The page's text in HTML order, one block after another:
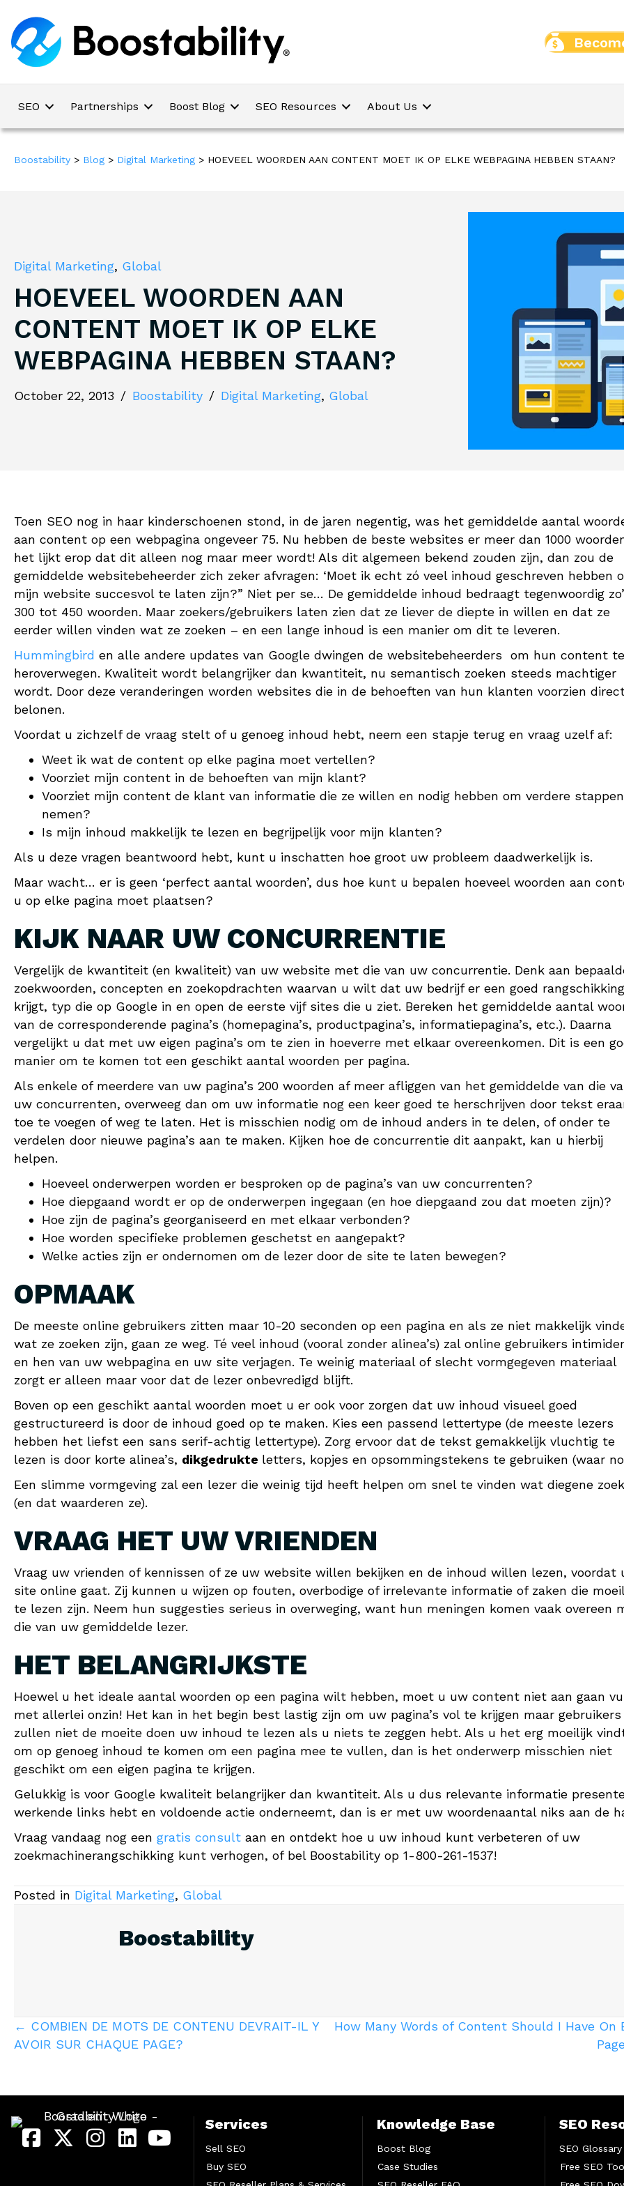
SEO Partnerships Boost Blog SEO Resources About Us
Boostability > Blog > Digital Marketing > HOEVEEL WOORDEN AAN CONTENT MOET IK OP ELKE WEBPAGINA HEBBEN STAAN?
Digital Marketing, Global
HOEVEEL WOORDEN AAN
CONTENT MOET IK OP ELKE
WEBPAGINA HEBBEN STAAN?
October 22, 2013 / Boostability / Digital Marketing, Global
Toen SEO nog in haar kinderschoenen stond, in de jaren negentig, was het gemiddelde aantal
aan content op een webpagina ongeveer 75. Nu hebben de beste websites er meer dan 1000
het lijkt erop dat dit alleen nog maar meer wordt! Als dit algemeen bekend zouden zijn, dan zou de
gemiddelde websitebeheerder zich zeker afvragen: ‘Moet ik echt zó veel inhoud geschreven hebben
mijn website succesvol te laten zijn?” Niet per se… De gemiddelde inhoud bedraagt tegenwoordig
300 tot 450 woorden. Maar zoekers/gebruikers laten zien dat ze liever de diepte in willen en dat ze
eerder willen vinden wat ze zoeken – en een lange inhoud is een manier om dit te leveren.
Hummingbird en alle andere updates van Google dwingen de websitebeheerders om hun content te
heroverwegen. Kwaliteit wordt belangrijker dan kwantiteit, nu semantisch zoeken steeds machtiger
wordt. Door deze veranderingen worden websites die in de behoeften van hun klanten voorzien
belonen.
Voordat u zichzelf de vraag stelt of u genoeg inhoud hebt, neem een stapje terug en vraag uzelf af:
Weet ik wat de content op elke pagina moet vertellen?
Voorziet mijn content in de behoeften van mijn klant?
Voorziet mijn content de klant van informatie die ze willen en nodig hebben om verdere
nemen?
Is mijn inhoud makkelijk te lezen en begrijpelijk voor mijn klanten?
Als u deze vragen beantwoord hebt, kunt u inschatten hoe groot uw probleem daadwerkelijk is.
Maar wacht… er is geen ‘perfect aantal woorden’, dus hoe kunt u bepalen hoeveel woorden aan
u op elke pagina moet plaatsen?
KIJK NAAR UW CONCURRENTIE
Vergelijk de kwantiteit (en kwaliteit) van uw website met die van uw concurrentie. Denk aan
zoekwoorden, concepten en zoekopdrachten waarvan u wilt dat uw bedrijf er een goed
krijgt, typ die op Google in en open de eerste vijf sites die u ziet. Bereken het gemiddelde aantal
van de corresponderende pagina’s (homepagina’s, productpagina’s, informatiepagina’s, etc.). Daarna
vergelijkt u dat met uw eigen pagina’s om te zien in hoeverre met elkaar overeenkomen. Dit is een
manier om te komen tot een geschikt aantal woorden per pagina.
Als enkele of meerdere van uw pagina’s 200 woorden af meer afliggen van het gemiddelde van die
uw concurrenten, overweeg dan om uw informatie nog een keer goed te herschrijven door tekst
toe te voegen of weg te laten. Het is misschien nodig om de inhoud anders in te delen, of onder te
verdelen door nieuwe pagina’s aan te maken. Kijken hoe de concurrentie dit aanpakt, kan u hierbij
helpen.
Hoeveel onderwerpen worden er besproken op de pagina’s van uw concurrenten?
Hoe diepgaand wordt er op de onderwerpen ingegaan (en hoe diepgaand zou dat moeten zijn)?
Hoe zijn de pagina’s georganiseerd en met elkaar verbonden?
Hoe worden specifieke problemen geschetst en aangepakt?
Welke acties zijn er ondernomen om de lezer door de site te laten bewegen?
OPMAAK
De meeste online gebruikers zitten maar 10-20 seconden op een pagina en als ze niet makkelijk
wat ze zoeken zijn, gaan ze weg. Té veel inhoud (vooral zonder alinea’s) zal online gebruikers
en hen van uw webpagina en uw site verjagen. Te weinig materiaal of slecht vormgegeven materiaal
zorgt er alleen maar voor dat de lezer onbevredigd blijft.
Boven op een geschikt aantal woorden moet u er ook voor zorgen dat uw inhoud visueel goed
gestructureerd is door de inhoud goed op te maken. Kies een passend lettertype (de meeste lezers
hebben het liefst een sans serif-achtig lettertype). Zorg ervoor dat de tekst gemakkelijk vluchtig te
lezen is door korte alinea’s, dikgedrukte letters, kopjes en opsommingstekens te gebruiken (waar
Een slimme vormgeving zal een lezer die weinig tijd heeft helpen om snel te vinden wat diegene
(en dat waarderen ze).
VRAAG HET UW VRIENDEN
Vraag uw vrienden of kennissen of ze uw website willen bekijken en de inhoud willen lezen, voordat
site online gaat. Zij kunnen u wijzen op fouten, overbodige of irrelevante informatie of zaken die
te lezen zijn. Neem hun suggesties serieus in overweging, want hun meningen komen vaak overeen
die van uw gemiddelde lezer.
HET BELANGRIJKSTE
Hoewel u het ideale aantal woorden op een pagina wilt hebben, moet u uw content niet aan gaan
met allerlei onzin! Het kan in het begin best lastig zijn om uw pagina’s vol te krijgen maar gebruikers
zullen niet de moeite doen uw inhoud te lezen als u niets te zeggen hebt. Als u het erg moeilijk
om op genoeg inhoud te komen om een pagina mee te vullen, dan is het onderwerp misschien niet
geschikt om een eigen pagina te krijgen.
Gelukkig is voor Google kwaliteit belangrijker dan kwantiteit. Als u dus relevante informatie
werkende links hebt en voldoende actie onderneemt, dan is er met uw woordenaantal niks aan de
Vraag vandaag nog een gratis consult aan en ontdekt hoe u uw inhoud kunt verbeteren of uw
zoekmachinerangschikking kunt verhogen, of bel Boostability op 1-800-261-1537!
Posted in Digital Marketing, Global
Boostability
Posts
navigation
← COMBIEN DE MOTS DE CONTENU DEVRAIT-IL Y
AVOIR SUR CHAQUE PAGE?
How Many Words of Content Should I Have On
Services
Sell SEO
Buy SEO
Knowledge Base
Boost Blog
Case Studies
SEO
SEO Glossary
Free SEO